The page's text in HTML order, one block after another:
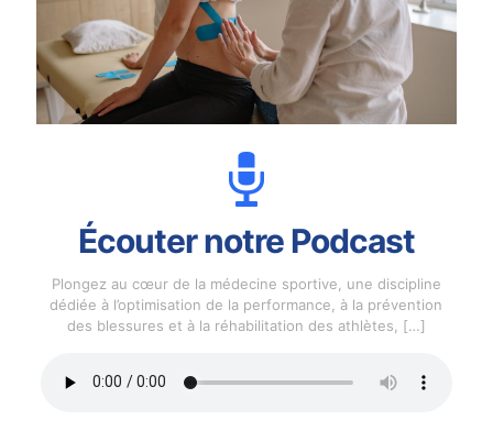
Écouter notre Podcast
Plongez au cœur de la médecine sportive, une discipline
dédiée à l’optimisation de la performance, à la prévention
des blessures et à la réhabilitation des athlètes,
[…]